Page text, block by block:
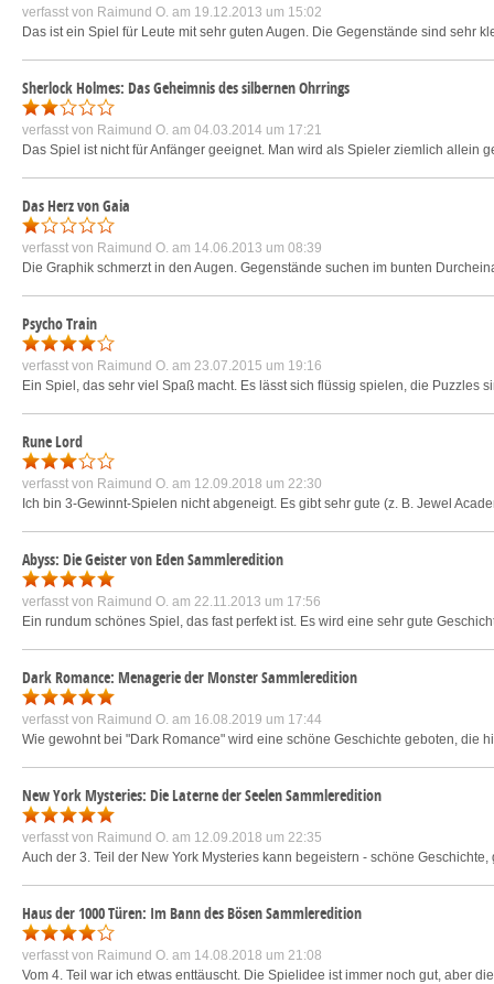
verfasst von Raimund O. am 19.12.2013 um 15:02
Das ist ein Spiel für Leute mit sehr guten Augen. Die Gegenstände sind sehr
Sherlock Holmes: Das Geheimnis des silbernen Ohrrings
verfasst von Raimund O. am 04.03.2014 um 17:21
Das Spiel ist nicht für Anfänger geeignet. Man wird als Spieler ziemlich allein
Das Herz von Gaia
verfasst von Raimund O. am 14.06.2013 um 08:39
Die Graphik schmerzt in den Augen. Gegenstände suchen im bunten
Psycho Train
verfasst von Raimund O. am 23.07.2015 um 19:16
Ein Spiel, das sehr viel Spaß macht. Es lässt sich flüssig spielen, die Puzzles
Rune Lord
verfasst von Raimund O. am 12.09.2018 um 22:30
Ich bin 3-Gewinnt-Spielen nicht abgeneigt. Es gibt sehr gute (z. B. Jewel
Abyss: Die Geister von Eden Sammleredition
verfasst von Raimund O. am 22.11.2013 um 17:56
Ein rundum schönes Spiel, das fast perfekt ist. Es wird eine sehr gute
Dark Romance: Menagerie der Monster Sammleredition
verfasst von Raimund O. am 16.08.2019 um 17:44
Wie gewohnt bei "Dark Romance" wird eine schöne Geschichte geboten, die
New York Mysteries: Die Laterne der Seelen Sammleredition
verfasst von Raimund O. am 12.09.2018 um 22:35
Auch der 3. Teil der New York Mysteries kann begeistern - schöne
Haus der 1000 Türen: Im Bann des Bösen Sammleredition
verfasst von Raimund O. am 14.08.2018 um 21:08
Vom 4. Teil war ich etwas enttäuscht. Die Spielidee ist immer noch gut, aber